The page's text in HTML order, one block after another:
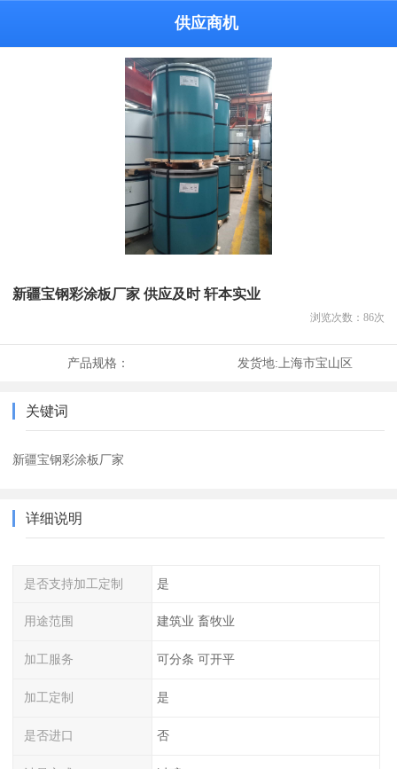
供应商机
新疆宝钢彩涂板厂家 供应及时 轩本实业
浏览次数： 86次
产品规格： 发货地:上海市宝山区
关键词
新疆宝钢彩涂板厂家
详细说明
是否支持加工定制 是
用途范围 建筑业 畜牧业
加工服务 可分条 可开平
加工定制 是
是否进口 否